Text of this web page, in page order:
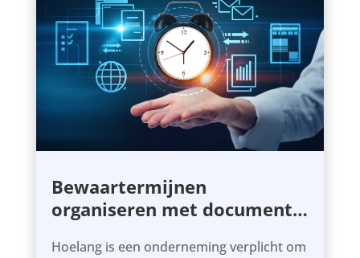
Bewaartermijnen
organiseren met document
Hoelang is een onderneming verplicht om